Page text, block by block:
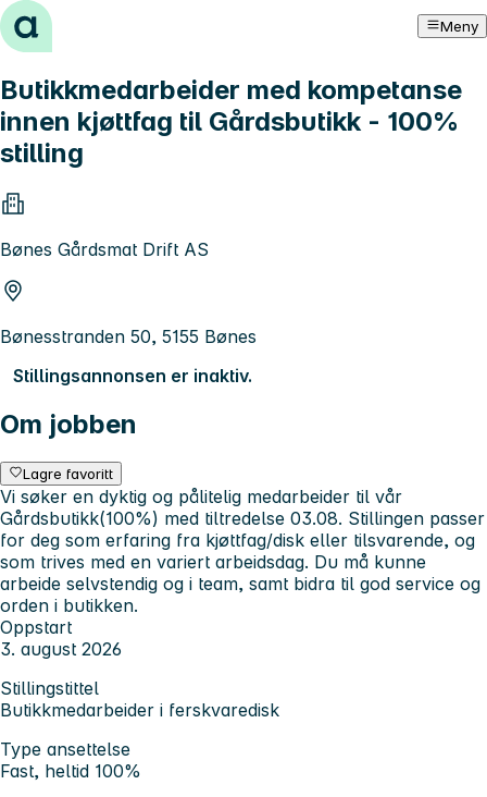
Hopp til innhold Meny
Butikkmedarbeider med kompetanse
innen kjøttfag til Gårdsbutikk - 100%
stilling
Bønes Gårdsmat Drift AS
Bønesstranden 50, 5155 Bønes
Stillingsannonsen er inaktiv.
Om jobben
Lagre favoritt
Vi søker en dyktig og pålitelig medarbeider til vår
Gårdsbutikk(100%) med tiltredelse 03.08. Stillingen passer
for deg som erfaring fra kjøttfag/disk eller tilsvarende, og
som trives med en variert arbeidsdag. Du må kunne
arbeide selvstendig og i team, samt bidra til god service og
orden i butikken.
Oppstart
3. august 2026
Stillingstittel
Butikkmedarbeider i ferskvaredisk
Type ansettelse
Fast, heltid 100%